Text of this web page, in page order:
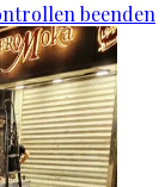
beenden